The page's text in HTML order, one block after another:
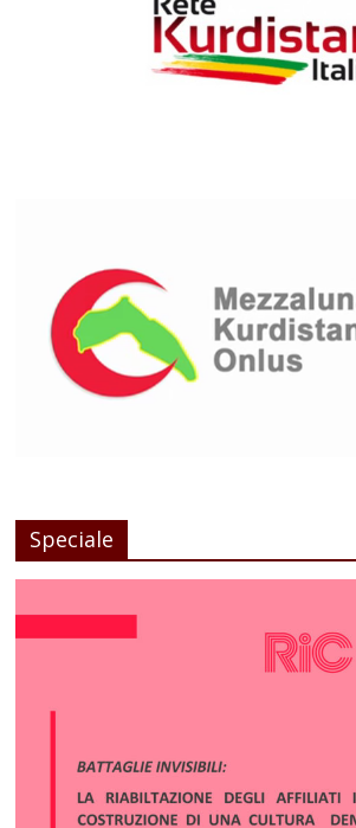
Speciale